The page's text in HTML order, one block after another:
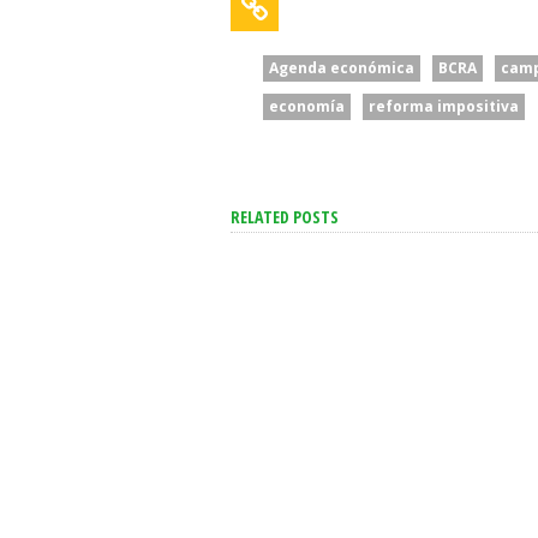
Agenda económica BCRA
economía
reforma impositiva
RELATED POSTS